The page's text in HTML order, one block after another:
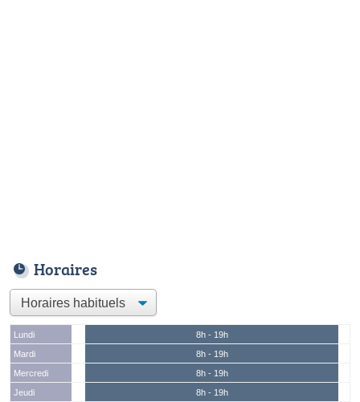
Horaires
Lundi
8h - 19h
Mardi
8h - 19h
Mercredi
8h - 19h
Jeudi
8h - 19h